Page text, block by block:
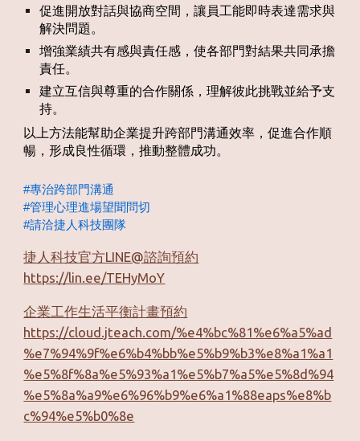
促進開放對話與協商空間，讓員工能即時表達需求與
解決問題。
增強業績共有感與責任感，使各部門對結果共同承擔
責任。
建立互信與尊重的合作關係，理解彼此挑戰並給予支
持。​
以上方法能幫助企業提升跨部門溝通效率，促進合作順
暢，形成良性循環，推動整體成功。
#專治跨部門溝通
#管理心理進場望聞問切
#請洽捷人科技團隊
捷人科技官方LINE@諮詢預約
https://lin.ee/TEHyMoY
企業工作生活平衡計畫預約
https://cloud.jteach.com/%e4%bc%81%e6%a5%ad
%e7%94%9f%e6%b4%bb%e5%b9%b3%e8%a1%a1
%e5%8f%8a%e5%93%a1%e5%b7%a5%e5%8d%94
%e5%8a%a9%e6%96%b9%e6%a1%88eaps%e8%b
c%94%e5%b0%8e